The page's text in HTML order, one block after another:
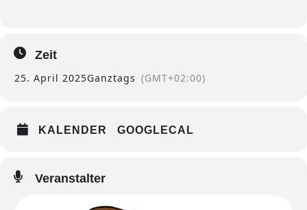
Zeit
25. April 2025Ganztags (GMT+02:00)
KALENDER GOOGLECAL
Veranstalter